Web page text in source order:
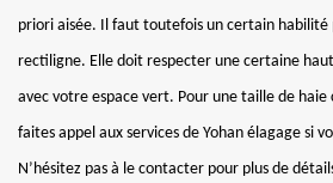
priori aisée. Il faut toutefois un certain habilité
rectiligne. Elle doit respecter une certaine
avec votre espace vert. Pour une taille de haie
faites appel aux services de Yohan élagage si
N’hésitez pas à le contacter pour plus de